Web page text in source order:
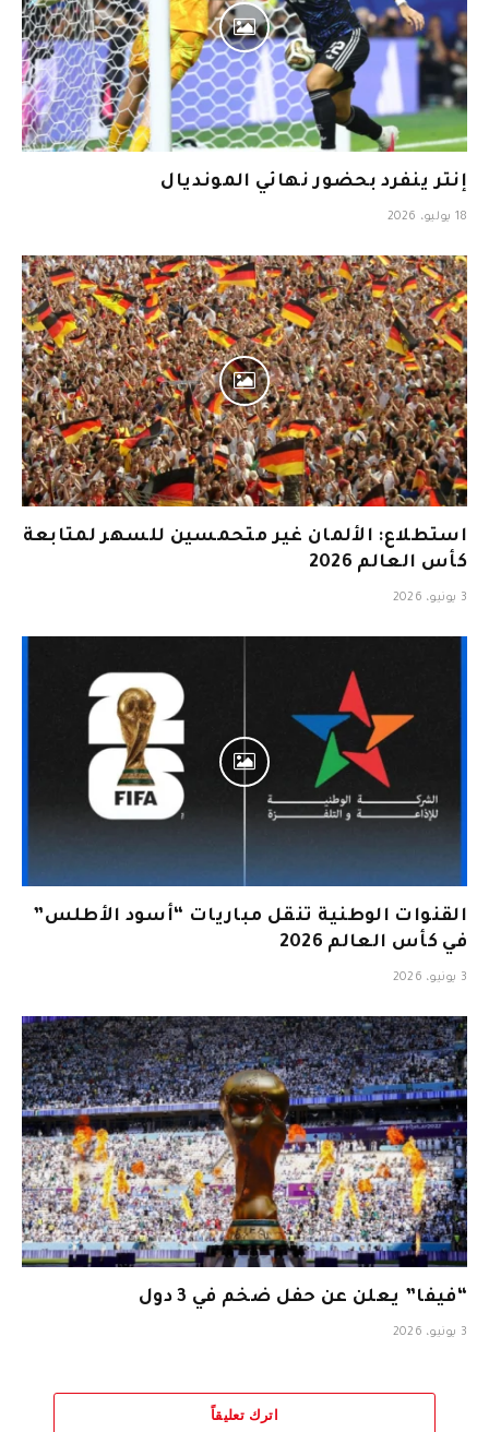
إنتر ينفرد بحضور نهائي المونديال
18 يوليو، 2026
استطلاع: الألمان غير متحمسين للسهر لمتابعة
كأس العالم 2026
3 يونيو، 2026
القنوات الوطنية تنقل مباريات “أسود الأطلس”
في كأس العالم 2026
3 يونيو، 2026
“فيفا” يعلن عن حفل ضخم في 3 دول
3 يونيو، 2026
اترك تعليقاً